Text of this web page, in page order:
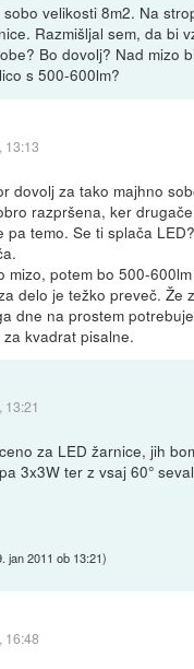
velikosti 8m2. Na
Razmišljal sem, da bi
Bo dovolj? Nad mizo
s 500-600lm?
13:13
dovolj za tako majhno
razpršena, ker
temo. Se ti splača
mizo, potem bo 500-
delo je težko preveč. Že
dne na prostem
kvadrat pisalne.
13:21
za LED žarnice, jih
3x3W ter z vsaj 60°
jan 2011 ob 13:21)
16:48